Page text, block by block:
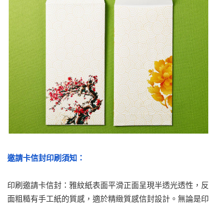
邀請卡信封印刷須知：
印刷邀請卡信封：雅紋紙表面平滑正面呈現半透光透性，反
面粗糙有手工紙的質感，適於精緻質感信封設計。無論是印